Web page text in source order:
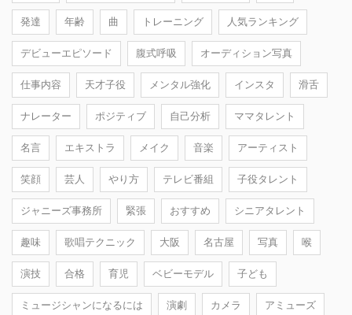
発達 年齢 曲 トレーニング 人気ランキング
デビューエピソード 腹式呼吸 オーディション写真
仕事内容 天才子役 メンタル強化 インスタ 滑舌
ナレーター ポジティブ 自己分析 ママタレント
名言 エキストラ メイク 音楽 アーティスト
笑顔 芸人 やり方 テレビ番組 子役タレント
ジャニーズ事務所 緊張 おすすめ シニアタレント
趣味 歌唱テクニック 大阪 名古屋 写真 喉
演技 合格 育児 ベビーモデル 子ども
ミュージシャンになるには 演劇 カメラ アミューズ